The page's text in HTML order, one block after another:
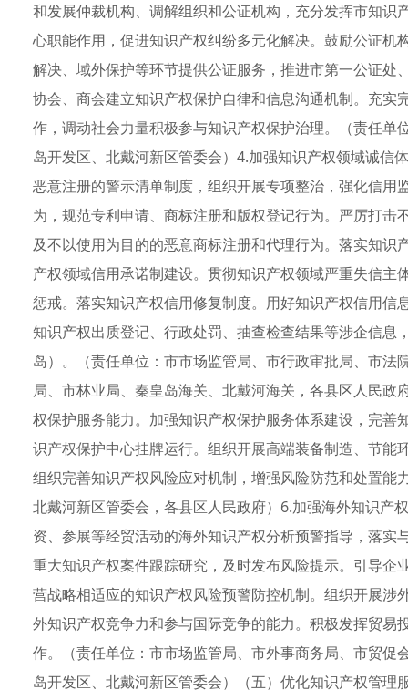
和发展仲裁机构、调解组织和公证机构，充分发挥市知
心职能作用，促进知识产权纠纷多元化解决。鼓励公证
解决、域外保护等环节提供公证服务，推进市第一公证处
协会、商会建立知识产权保护自律和信息沟通机制。充
作，调动社会力量积极参与知识产权保护治理。（责任
岛开发区、北戴河新区管委会）4.加强知识产权领域诚信
恶意注册的警示清单制度，组织开展专项整治，强化信
为，规范专利申请、商标注册和版权登记行为。严厉打
及不以使用为目的的恶意商标注册和代理行为。落实知
产权领域信用承诺制建设。贯彻知识产权领域严重失信
惩戒。落实知识产权信用修复制度。用好知识产权信用
知识产权出质登记、行政处罚、抽查检查结果等涉企信
岛）。（责任单位：市市场监管局、市行政审批局、市
局、市林业局、秦皇岛海关、北戴河海关，各县区人民
权保护服务能力。加强知识产权保护服务体系建设，完
识产权保护中心挂牌运行。组织开展高端装备制造、节
组织完善知识产权风险应对机制，增强风险防范和处置
北戴河新区管委会，各县区人民政府）6.加强海外知识产
资、参展等经贸活动的海外知识产权分析预警指导，落
重大知识产权案件跟踪研究，及时发布风险提示。引导
营战略相适应的知识产权风险预警防控机制。组织开展涉
外知识产权竞争力和参与国际竞争的能力。积极发挥贸
作。（责任单位：市市场监管局、市外事商务局、市贸
岛开发区、北戴河新区管委会）（五）优化知识产权管